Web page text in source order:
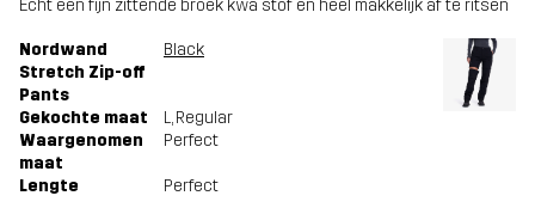
Echt een fijn zittende broek kwa stof en heel makkelijk af te ritsen
Nordwand
Stretch Zip-off
Pants
Black
Gekochte maat L, Regular
Waargenomen
maat
Perfect
Lengte Perfect